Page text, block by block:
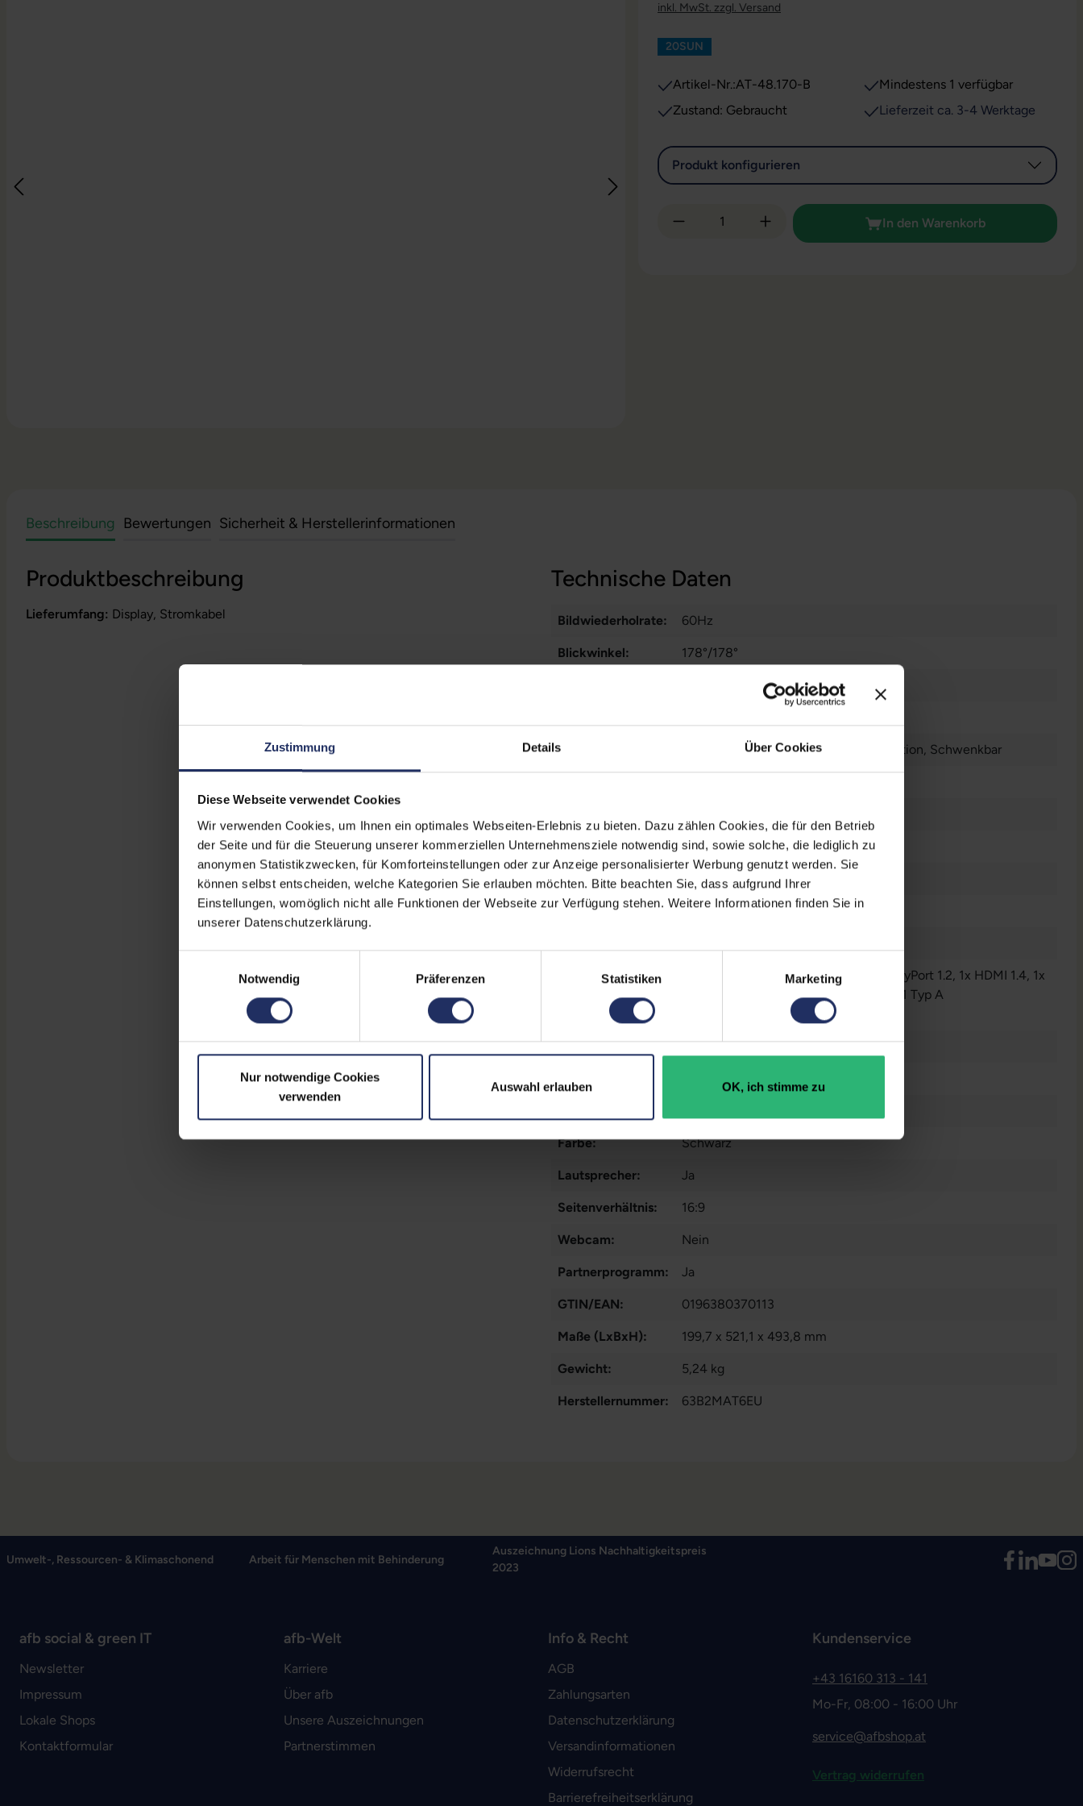
Zustimmung Details Über Cookies
Diese Webseite verwendet Cookies
Wir verwenden Cookies, um Ihnen ein optimales Webseiten-Erlebnis zu bieten. Dazu zählen Cookies, die für den Betrieb
der Seite und für die Steuerung unserer kommerziellen Unternehmensziele notwendig sind, sowie solche, die lediglich zu
anonymen Statistikzwecken, für Komforteinstellungen oder zur Anzeige personalisierter Werbung genutzt werden. Sie
können selbst entscheiden, welche Kategorien Sie erlauben möchten. Bitte beachten Sie, dass aufgrund Ihrer
Einstellungen, womöglich nicht alle Funktionen der Webseite zur Verfügung stehen. Weitere Informationen finden Sie in
unserer Datenschutzerklärung.
Notwendig
Präferenzen Statistiken Marketing
Nur notwendige Cookies
verwenden
Auswahl erlauben OK, ich stimme zu
inkl. MwSt. zzgl. Versand
20SUN
Artikel-Nr.:AT-48.170-B
Zustand: Gebraucht
Mindestens 1 verfügbar
Lieferzeit ca. 3-4 Werktage
Produkt konfigurieren
Produkt Anzahl: Gib den gewünschten Wert ein
In den Warenkorb
Beschreibung Bewertungen Sicherheit & Herstellerinformationen
Produktbeschreibung
Lieferumfang: Display, Stromkabel
Technische Daten
Bildwiederholrate: 60Hz
Blickwinkel: 178°/178°
1920 x 1080 FHD
Ergonomie: Höhenverstellbar, Neigbar , Pivot-Funktion, Schwenkbar
Kontrast: 1000:1
Paneltyp: IPS
Pixelabstand: 0,265 mm
Schnittstellen: 1x Audio - Ausgang - 3.5 mm , 1x DisplayPort 1.2, 1x HDMI 1.4, 1x
, 1x VGA, 4x USB 3.2 Gen 1 Typ A
Stromverbrauch: 15 Watt
Touchscreen:
Farbe: Schwarz
Lautsprecher: Ja
Seitenverhältnis: 16:9
Webcam: Nein
Partnerprogramm: Ja
GTIN/EAN: 0196380370113
Maße (LxBxH): 199,7 x 521,1 x 493,8 mm
Gewicht: 5,24 kg
Herstellernummer: 63B2MAT6EU
Umwelt-, Ressourcen- & Klimaschonend Arbeit für Menschen mit Behinderung
Auszeichnung Lions Nachhaltigkeitspreis
2023
afb social & green IT
Newsletter
Impressum
Lokale Shops
Kontaktformular
afb-Welt
Karriere
Über afb
Unsere Auszeichnungen
Partnerstimmen
Info & Recht
AGB
Zahlungsarten
Datenschutzerklärung
Versandinformationen
Widerrufsrecht
Barrierefreiheitserklärung
Kundenservice
+43 16160 313 - 141
Mo-Fr, 08:00 - 16:00 Uhr
service@afbshop.at
Vertrag widerrufen